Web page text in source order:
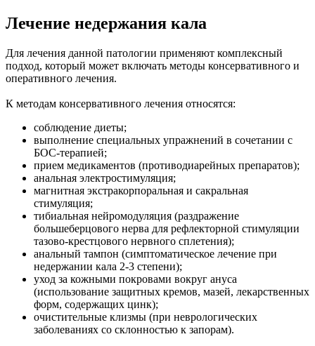
Лечение недержания кала
Для лечения данной патологии применяют комплексный
подход, который может включать методы консервативного и
оперативного лечения.
К методам консервативного лечения относятся:
соблюдение диеты;
выполнение специальных упражнений в сочетании с
БОС-терапией;
прием медикаментов (противодиарейных препаратов);
анальная электростимуляция;
магнитная экстракорпоральная и сакральная
стимуляция;
тибиальная нейромодуляция (раздражение
большеберцового нерва для рефлекторной стимуляции
тазово-крестцового нервного сплетения);
анальный тампон (симптоматическое лечение при
недержании кала 2-3 степени);
уход за кожными покровами вокруг ануса
(использование защитных кремов, мазей, лекарственных
форм, содержащих цинк);
очистительные клизмы (при неврологических
заболеваниях со склонностью к запорам).